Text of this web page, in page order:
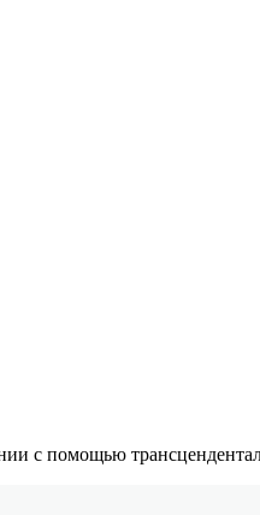
с помощью